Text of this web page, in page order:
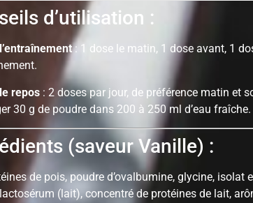
d’utilisation :
: 1 dose le matin, 1 dose avant, 1
repos : 2 doses par jour, de préférence matin et
30 g de poudre dans 200 à 250 ml d’eau fraîche.
(saveur Vanille) :
de pois, poudre d’ovalbumine, glycine, isolat
(lait), concentré de protéines de lait,